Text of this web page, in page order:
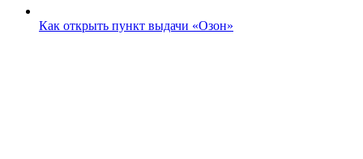
Как открыть пункт выдачи «Озон»